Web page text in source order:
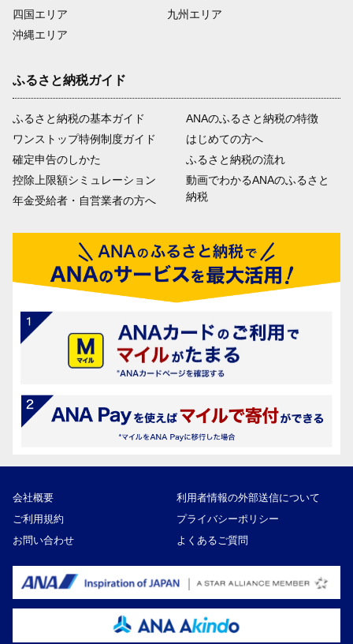
四国エリア
沖縄エリア
九州エリア
ふるさと納税ガイド
ふるさと納税の基本ガイド
ワンストップ特例制度ガイド
確定申告のしかた
控除上限額シミュレーション
年金受給者・自営業者の方へ
ANAのふるさと納税の特徴
はじめての方へ
ふるさと納税の流れ
動画でわかるANAのふるさと
納税
会社概要
利用者情報の外部送信について
ご利用規約
プライバシーポリシー
お問い合わせ
よくあるご質問